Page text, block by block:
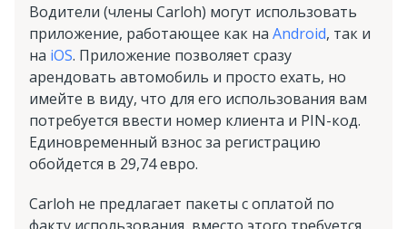
Водители (члены Carloh) могут использовать
приложение, работающее как на Android, так и
на iOS. Приложение позволяет сразу
арендовать автомобиль и просто ехать, но
имейте в виду, что для его использования вам
потребуется ввести номер клиента и PIN-код.
Единовременный взнос за регистрацию
обойдется в 29,74 евро.
Carloh не предлагает пакеты с оплатой по